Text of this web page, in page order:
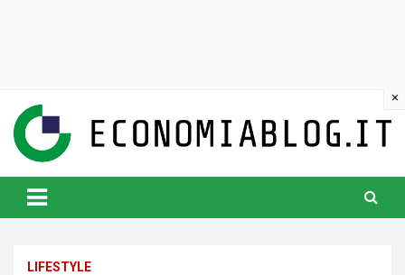
content
www.economiablog.it
LIFESTYLE